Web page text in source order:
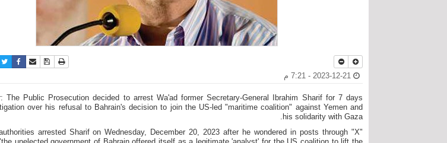
نسخة للطباعة
حفظ الموضوع
أرسل الى
The Public Prosecution decided to arrest Wa'ad former Secretary-General Ibrahim Sharif for 7 days
over his refusal to Bahrain's decision to join the US-led "maritime coalition" against Yemen and
his solidarity with Gaza.
arrested Sharif on Wednesday, December 20, 2023 after he wondered in posts through "X"